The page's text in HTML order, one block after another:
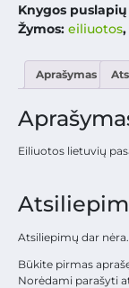
Knygos
Žymos: eiliuotos,
Aprašymas
Eiliuotos lietuvių
Atsiliepimų dar nėra.
Būkite pirmas
Norėdami parašyti